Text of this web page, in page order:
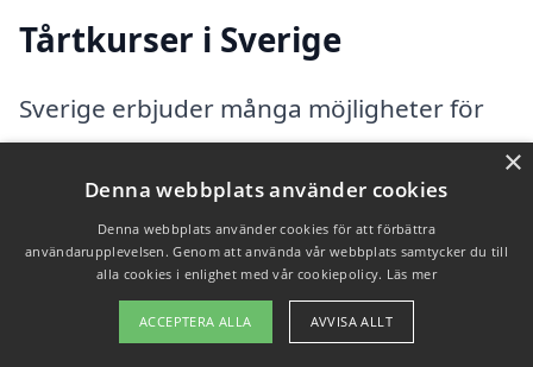
Tårtkurser i Sverige
Sverige erbjuder många möjligheter för
dem som vill lära sig konsten att baka
tårtor. Här är några av de mest populära
platserna där du kan prova en tårtkurs:
Konditorland i Stockholm:Denna
välkända anläggning erbjuder en rad
×
Denna webbplats använder cookies
Denna webbplats använder cookies för att förbättra
användarupplevelsen. Genom att använda vår webbplats samtycker du till
alla cookies i enlighet med vår cookiepolicy. Läs mer
ACCEPTERA ALLA AVVISA ALLT